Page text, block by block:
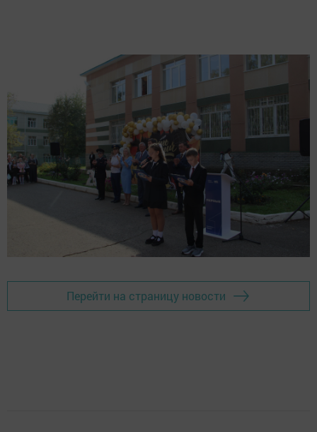
Перейти на страницу новости